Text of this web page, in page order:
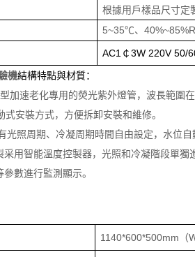
根據用戶樣品尺寸定
5~35℃、
AC1￠3W 220V
機結構特點與材質：
加速老化專用的熒光紫外燈管，波長範圍
安裝方式，方便拆卸安裝和維修。
光照周期、冷凝周期時間自由設定，水位
采用智能溫度控製器，光照和冷凝階段單
數進行監測顯示。
1140*600*500mm（